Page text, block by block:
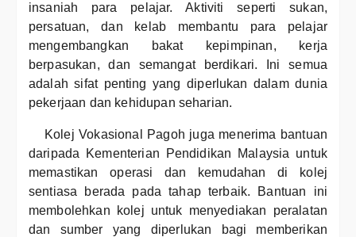
insaniah para pelajar. Aktiviti seperti sukan,
persatuan, dan kelab membantu para pelajar
mengembangkan bakat kepimpinan, kerja
berpasukan, dan semangat berdikari. Ini semua
adalah sifat penting yang diperlukan dalam dunia
pekerjaan dan kehidupan seharian.
Kolej Vokasional Pagoh juga menerima bantuan
daripada Kementerian Pendidikan Malaysia untuk
memastikan operasi dan kemudahan di kolej
sentiasa berada pada tahap terbaik. Bantuan ini
membolehkan kolej untuk menyediakan peralatan
dan sumber yang diperlukan bagi memberikan